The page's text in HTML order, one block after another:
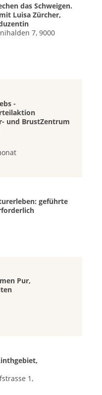
das Schweigen.
Luisa Zürcher,
7, 9000
-
und BrustZentrum
geführte
Pur,
1,